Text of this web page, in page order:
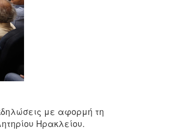
με αφορμή τη
Ηρακλείου.